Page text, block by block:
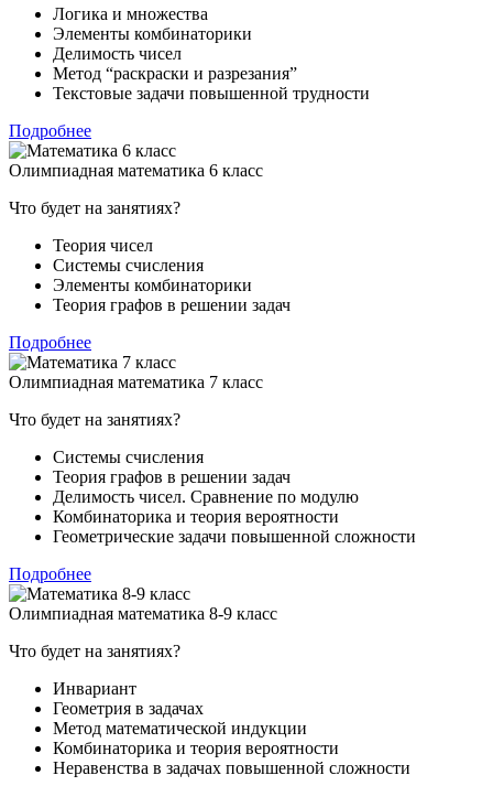
Логика и множества
Элементы комбинаторики
Делимость чисел
Метод “раскраски и разрезания”
Текстовые задачи повышенной трудности
Подробнее
Олимпиадная математика 6 класс
Что будет на занятиях?
Теория чисел
Системы счисления
Элементы комбинаторики
Теория графов в решении задач
Подробнее
Олимпиадная математика 7 класс
Что будет на занятиях?
Системы счисления
Теория графов в решении задач
Делимость чисел. Сравнение по модулю
Комбинаторика и теория вероятности
Геометрические задачи повышенной сложности
Подробнее
Олимпиадная математика 8-9 класс
Что будет на занятиях?
Инвариант
Геометрия в задачах
Метод математической индукции
Комбинаторика и теория вероятности
Неравенства в задачах повышенной сложности